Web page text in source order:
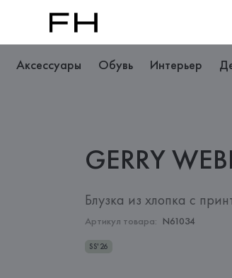
Аксессуары Обувь Интерьер
GERRY
Блузка из хлопка с
Артикул товара: N61034
SS'26